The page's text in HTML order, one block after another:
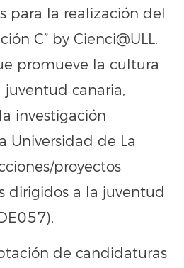
para la realización del
C” by Cienci@ULL.
promueve la cultura
canaria,
investigación
Universidad de La
proyectos
dirigidos a la juventud
de candidaturas